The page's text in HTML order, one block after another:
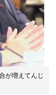
が増えてんじ